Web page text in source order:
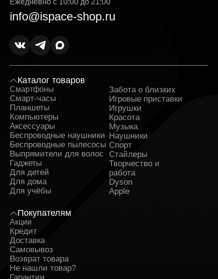
Ежедневно с 10:00 до 21:00
info@ispace-shop.ru
Каталог товаров
Смартфоны
Смарт-часы
Планшеты
Компьютеры
Аксессуары
Беспроводные наушники
Беспроводные пылесосы
Выпрямители для волос
Гаджеты
Для детей
Для дома
Для учёбы
Забота о близких
Игровые приставки
Игрушки
Красота
Музыка
Наушники
Спорт
Стайлеры
Творчество и
работа
Dyson
Apple
Покупателям
Акции
Кредит
Доставка
Самовывоз
Возврат товара
Не нашли товар?